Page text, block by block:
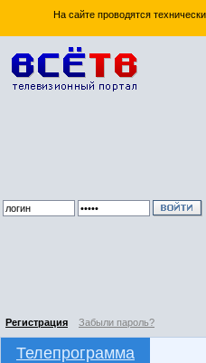
На сайте проводятся
Регистрация Забыли пароль?
Телепрограмма